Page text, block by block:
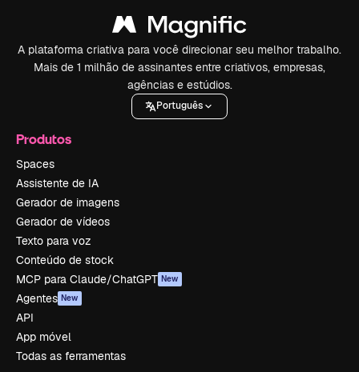
A plataforma criativa para você direcionar seu melhor trabalho.
Mais de 1 milhão de assinantes entre criativos, empresas,
agências e estúdios.
Português
Produtos
Spaces
Assistente de IA
Gerador de imagens
Gerador de vídeos
Texto para voz
Conteúdo de stock
MCP para Claude/ChatGPT New
Agentes New
API
App móvel
Todas as ferramentas